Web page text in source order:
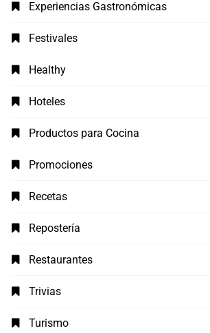
Experiencias Gastronómicas
Festivales
Healthy
Hoteles
Productos para Cocina
Promociones
Recetas
Repostería
Restaurantes
Trivias
Turismo